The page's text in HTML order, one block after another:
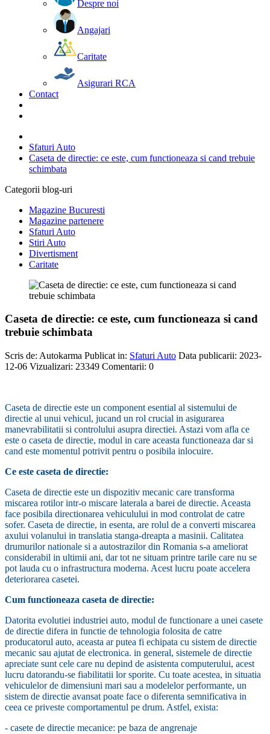
Despre noi
Angajari
Caritate
Asigurari RCA
Contact
Sfaturi Auto
Caseta de directie: ce este, cum functioneaza si cand trebuie
schimbata
Categorii blog-uri
Magazine Bucuresti
Magazine partenere
Sfaturi Auto
Stiri Auto
Divertisment
Caritate
Caseta de directie: ce este, cum functioneaza si cand
trebuie schimbata
Scris de: Autokarma Publicat in: Sfaturi Auto Data publicarii: 2023-
12-06 Vizualizari: 23349 Comentarii: 0
Caseta de directie este un component esential al sistemului de
directie al unui vehicul, jucand un rol crucial in asigurarea
manevrabilitatii si controlului asupra directiei. Astazi vom afla ce
este o caseta de directie, modul in care aceasta functioneaza dar si
cand este momentul potrivit pentru o posibila inlocuire.
Ce este caseta de directie:
Caseta de directie este un dispozitiv mecanic care transforma
miscarea rotilor intr-o miscare laterala a barei de directie. Aceasta
face posibila directionarea vehiculului in mod controlat de catre
sofer. Caseta de directie, in esenta, are rolul de a converti miscarea
axului volanului in translatia stanga-dreapta a masinii. Calitatea
drumurilor nationale si a autostrazilor din Romania s-a ameliorat
considerabil in ultimii ani, dar tot ne situam printre tarile care nu se
pot lauda cu o infrastructura moderna. Acest lucru poate accelera
deteriorarea casetei.
Cum functioneaza caseta de directie:
Datorita evolutiei industriei auto, modul de functionare a unei casete
de directie difera in functie de tehnologia folosita de catre
producatorul auto, aceasta ar putea fi echipata cu sistem de directie
mecanic sau ajutat de electronica. in general, sistemele de directie
apreciate sunt cele care nu depind de asistenta computerului, acest
lucru datorandu-se fiabilitatii lor sporite. Cu toate acestea, in situatia
vehiculelor de dimensiuni mari sau a modelelor performante, un
sistem de directie avansat poate face o diferenta semnificativa in
ceea ce priveste comportamentul pe drum. Astfel, exista:
- casete de directie mecanice: pe baza de angrenaje